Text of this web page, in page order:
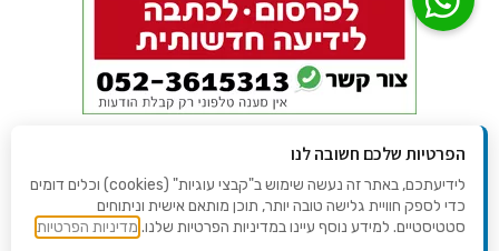
הפרטיות שלכם חשובה לנו
לידיעתכם, באתר זה נעשה שימוש ב"קבצי עוגיות" (cookies) וכלים דומים
כדי לספק חוויית גלישה טובה יותר, תוכן מותאם אישית וניתוחים
סטטיסטיים. למידע נוסף עיינו במדיניות הפרטיות שלנו. מדיניות הפרטיות